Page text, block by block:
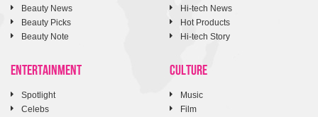
Beauty News
Beauty Picks
Beauty Note
Hi-tech News
Hot Products
Hi-tech Story
ENTERTAINMENT
Spotlight
Celebs
CULTURE
Music
Film